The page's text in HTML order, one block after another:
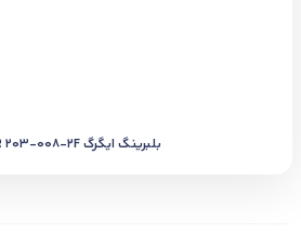
بلبرینگ ایگرگ SKF YAR 203-008-2F